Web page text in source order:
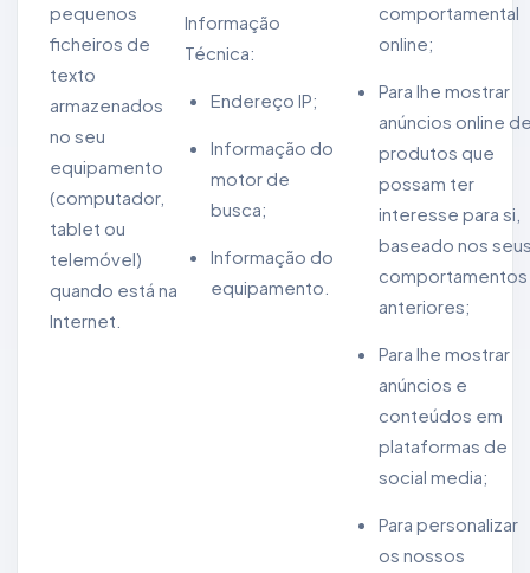
pequenos
ficheiros de
texto
armazenados
no seu
equipamento
(computador,
tablet ou
telemóvel)
quando está na
Internet.
Informação
Técnica:
Endereço IP;
Informação do
motor de
busca;
Informação do
equipamento.
comportamental
online;
Para lhe mostrar
anúncios online
produtos que
possam ter
interesse para si,
baseado nos
comportamentos
anteriores;
Para lhe mostrar
anúncios e
conteúdos em
plataformas de
social media;
Para personalizar
os nossos